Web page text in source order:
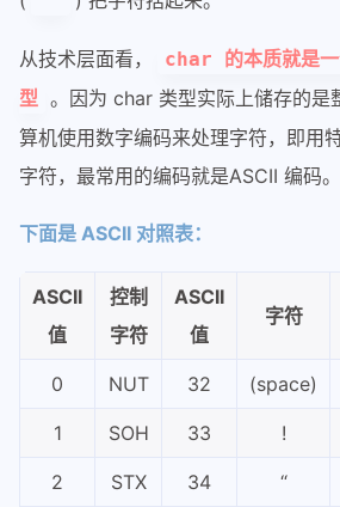
从技术层面看，
char 的本质就是一
型 。因为 char 类型实际上储存的是
算机使用数字编码来处理字符，即用
字符，最常用的编码就是ASCII 编码。
下面是 ASCII 对照表：
ASCII
值
控制
字符
ASCII
值
字符
0 NUT 32 (space)
1 SOH 33 !
2 STX 34 “